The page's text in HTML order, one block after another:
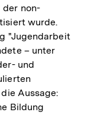
der non-
wurde.
"Jugendarbeit
– unter
und
Aussage:
Bildung